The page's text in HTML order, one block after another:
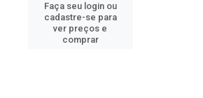
Faça seu login ou
cadastre-se para
ver preços e
comprar